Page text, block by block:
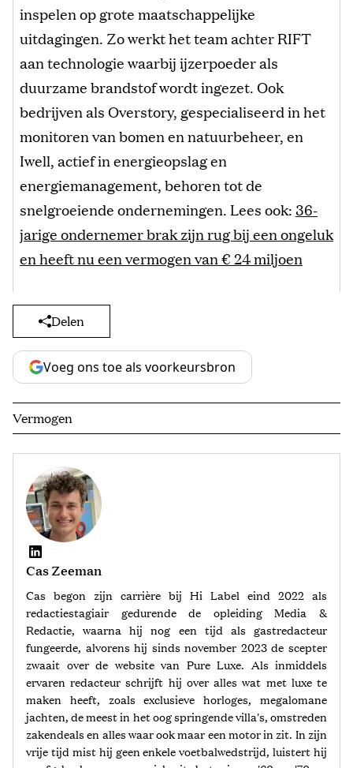
inspelen op grote maatschappelijke
uitdagingen. Zo werkt het team achter RIFT
aan technologie waarbij ijzerpoeder als
duurzame brandstof wordt ingezet. Ook
bedrijven als Overstory, gespecialiseerd in het
monitoren van bomen en natuurbeheer, en
Iwell, actief in energieopslag en
energiemanagement, behoren tot de
snelgroeiende ondernemingen. Lees ook: 36-
jarige ondernemer brak zijn rug bij een ongeluk
en heeft nu een vermogen van € 24 miljoen
Delen
Voeg ons toe als voorkeursbron
Vermogen
Cas Zeeman
Cas begon zijn carrière bij Hi Label eind 2022 als
redactiestagiair gedurende de opleiding Media &
Redactie, waarna hij nog een tijd als gastredacteur
fungeerde, alvorens hij sinds november 2023 de scepter
zwaait over de website van Pure Luxe. Als inmiddels
ervaren redacteur schrijft hij over alles wat met luxe te
maken heeft, zoals exclusieve horloges, megalomane
jachten, de meest in het oog springende villa's, omstreden
zakendeals en alles waar ook maar een motor in zit. In zijn
vrije tijd mist hij geen enkele voetbalwedstrijd, luistert hij